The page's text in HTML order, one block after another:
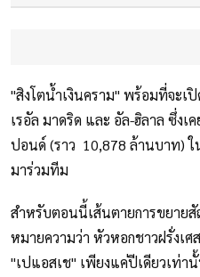
"สิงโตน้ำเงินคราม" พร้อมที่จะเ
เรอัล มาดริด และ อัล-ฮิลาล ซึ่ง
ปอนด์ (ราว 10,878 ล้านบาท)
มาร่วมทีม
สำหรับตอนนี้เส้นตายการขยา
หมายความว่า หัวหอกชาวฝรั่งเ
"เปแอสเช" เพียงแค่ปีเดียวเท่า